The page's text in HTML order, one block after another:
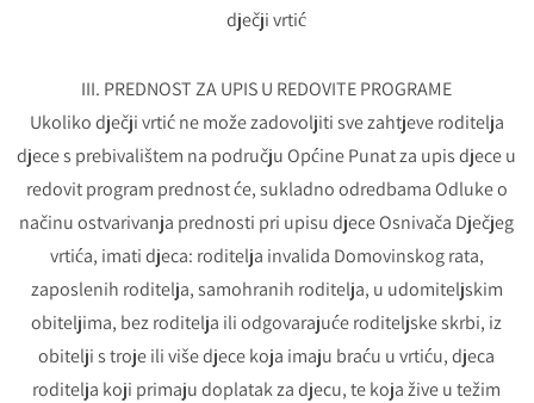
dječji vrtić
III. PREDNOST ZA UPIS U REDOVITE PROGRAME
Ukoliko dječji vrtić ne može zadovoljiti sve zahtjeve roditelja
djece s prebivalištem na području Općine Punat za upis djece u
redovit program prednost će, sukladno odredbama Odluke o
načinu ostvarivanja prednosti pri upisu djece Osnivača Dječjeg
vrtića, imati djeca: roditelja invalida Domovinskog rata,
zaposlenih roditelja, samohranih roditelja, u udomiteljskim
obiteljima, bez roditelja ili odgovarajuće roditeljske skrbi, iz
obitelji s troje ili više djece koja imaju braću u vrtiću, djeca
roditelja koji primaju doplatak za djecu, te koja žive u težim